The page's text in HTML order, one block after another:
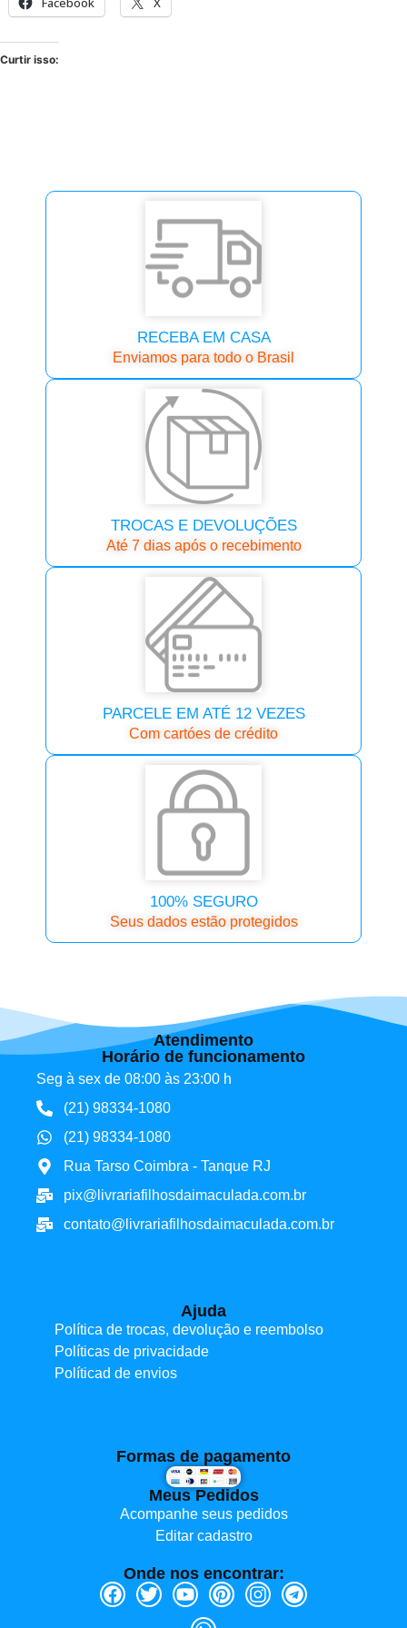
Curtir isso:
RECEBA EM CASA
Enviamos para todo o Brasil
TROCAS E DEVOLUÇÕES
Até 7 dias após o recebimento
PARCELE EM ATÉ 12 VEZES
Com cartóes de crédito
100% SEGURO
Seus dados estão protegidos
Atendimento
Horário de funcionamento
Seg à sex de 08:00 às 23:00 h
(21) 98334-1080
(21) 98334-1080
Rua Tarso Coimbra - Tanque RJ
pix@livrariafilhosdaimaculada.com.br
contato@livrariafilhosdaimaculada.com.br
Ajuda
Política de trocas, devolução e reembolso
Políticas de privacidade
Políticad de envios
Formas de pagamento
Meus Pedidos
Acompanhe seus pedidos
Editar cadastro
Onde nos encontrar: